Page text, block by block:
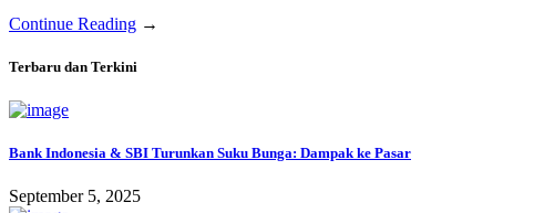
Continue Reading →
Terbaru dan Terkini
Bank Indonesia & SBI Turunkan Suku Bunga: Dampak ke Pasar
September 5, 2025